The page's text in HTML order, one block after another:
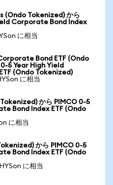
(Ondo Tokenized) から
Corporate Bond Index
に相当
Bond ETF (Ondo
5 Year High Yield
(Ondo Tokenized)
に相当
から PIMCO 0-5
Bond Index ETF (Ondo
に相当
から PIMCO 0-5
Bond Index ETF (Ondo
に相当